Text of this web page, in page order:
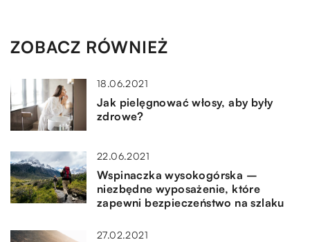
ZOBACZ RÓWNIEŻ
18.06.2021
Jak pielęgnować włosy, aby były
zdrowe?
22.06.2021
Wspinaczka wysokogórska –
niezbędne wyposażenie, które
zapewni bezpieczeństwo na szlaku
27.02.2021